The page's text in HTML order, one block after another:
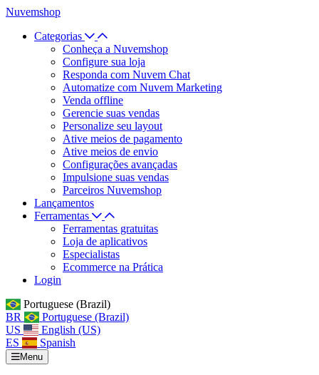
Nuvemshop
Categorias
Conheça a Nuvemshop
Configure sua loja
Responda com Nuvem Chat
Automatize com Nuvem Marketing
Venda offline
Gerencie suas vendas
Personalize seu layout
Ative meios de pagamento
Ative meios de envio
Configurações avançadas
Impulsione suas vendas
Parceiros Nuvemshop
Lançamentos
Ferramentas
Ferramentas gratuitas
Loja de aplicativos
Especialistas
Ecommerce na Prática
Login
Portuguese (Brazil)
BR
Portuguese (Brazil)
US
English (US)
ES
Spanish
Menu